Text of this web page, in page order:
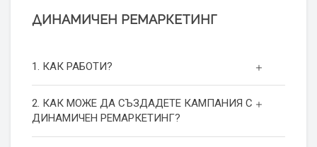
ДИНАМИЧЕН РЕМАРКЕТИНГ
1. КАК РАБОТИ?
2. КАК МОЖЕ ДА СЪЗДАДЕТЕ КАМПАНИЯ С
ДИНАМИЧЕН РЕМАРКЕТИНГ?